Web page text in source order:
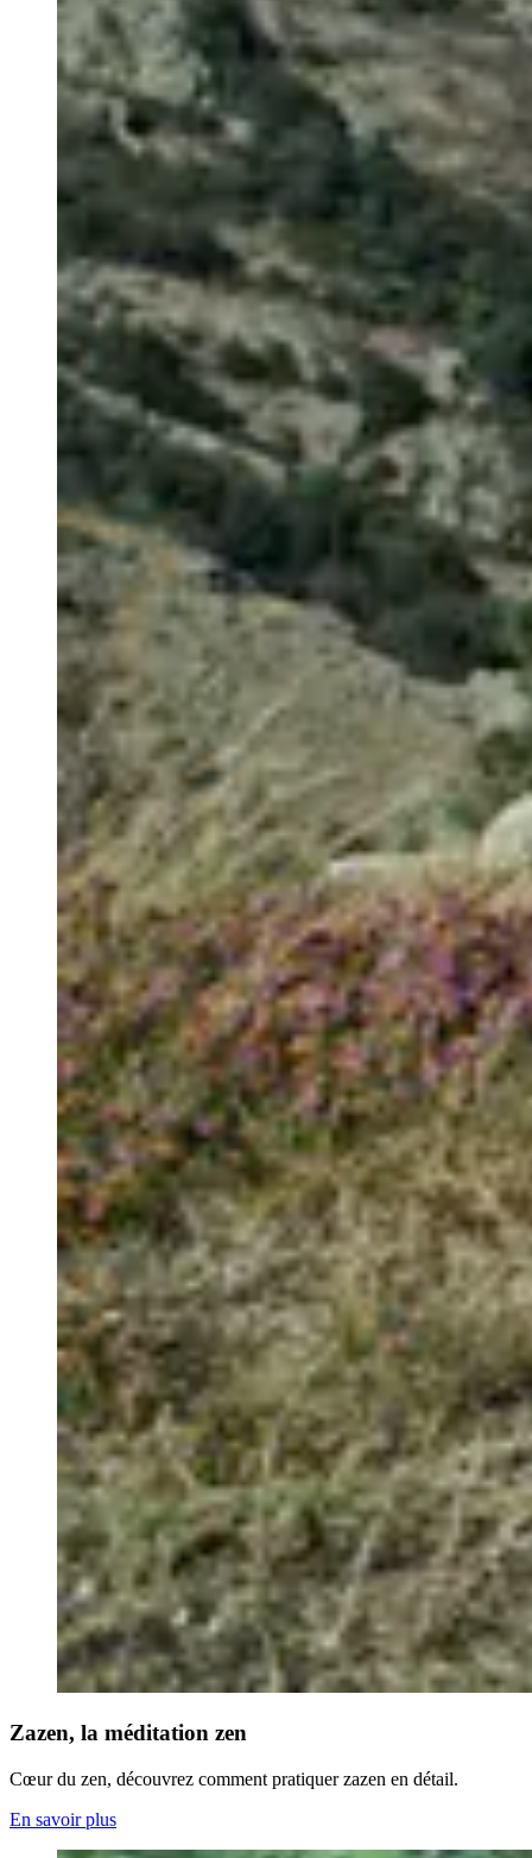
Zazen, la méditation zen
Cœur du zen, découvrez comment pratiquer zazen en détail.
En savoir plus